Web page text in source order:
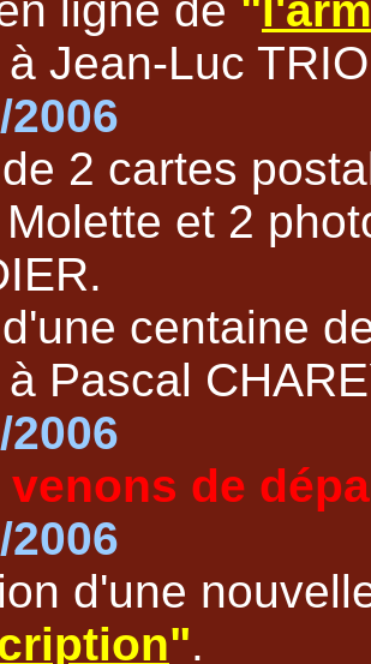
Jean-Luc
2006
2 cartes
et 2
centaine
Pascal
2006
venons de
2006
d'une
".